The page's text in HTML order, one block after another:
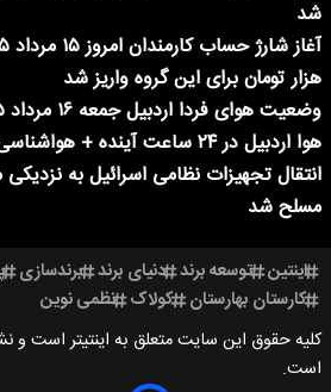
شد
هزار تومان برای این گروه واریز شد
هوا اردبیل در ۲۴ ساعت آینده + هواشناسی اردبیل
انتقال تجهیزات نظامی اسرائیل به نزدیکی
مسلح شد
اینتین توسعه برند دنیای برند برندسازی
کارستان بهارستان کولاک نظمی نوین
کلیه حقوق این سایت متعلق به اینتیتر است و
است.